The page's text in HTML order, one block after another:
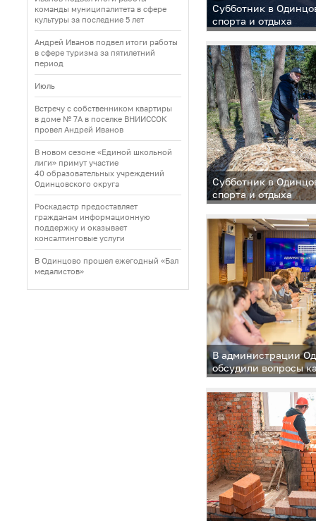
команды муниципалитета в сфере
культуры за последние 5 лет
Андрей Иванов подвел итоги работы
в сфере туризма за пятилетний
период
Июль
Встречу с собственником квартиры
в доме № 7А в поселке ВНИИССОК
провел Андрей Иванов
В новом сезоне «Единой школьной
лиги» примут участие
40 образовательных учреждений
Одинцовского округа
Роскадастр предоставляет
гражданам информационную
поддержку и оказывает
консалтинговые услуги
В Одинцово прошел ежегодный «Бал
медалистов»
Субботник в
спорта и отдыха
Субботник в
спорта и отдыха
В администрации
обсудили вопросы
в медицинской